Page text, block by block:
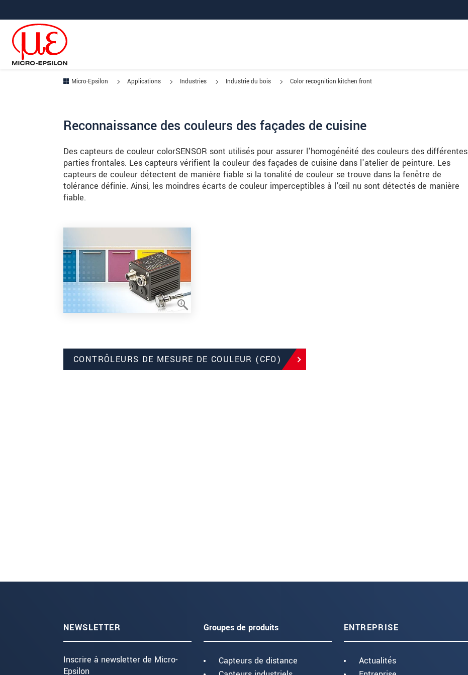
Micro-Epsilon Applications Industries Industrie du bois Color recognition kitchen front
Reconnaissance des couleurs des façades de cuisine
Des capteurs de couleur colorSENSOR sont utilisés pour assurer l'homogénéité des couleurs des différentes
parties frontales. Les capteurs vérifient la couleur des façades de cuisine dans l'atelier de peinture. Les
capteurs de couleur détectent de manière fiable si la tonalité de couleur se trouve dans la fenêtre de
tolérance définie. Ainsi, les moindres écarts de couleur imperceptibles à l'œil nu sont détectés de manière
fiable.
CONTRÔLEURS DE MESURE DE COULEUR (CFO)
NEWSLETTER
Inscrire à newsletter de Micro-
Epsilon
Groupes de produits
Capteurs de distance
ENTREPRISE
Actualités